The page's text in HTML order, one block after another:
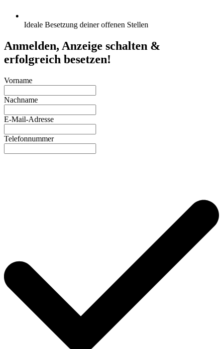
Ideale Besetzung deiner offenen Stellen
Anmelden, Anzeige schalten &
erfolgreich besetzen!
Vorname
Nachname
E-Mail-Adresse
Telefonnummer